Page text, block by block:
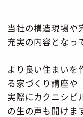
当社の構造現場や
充実の内容となっ
より良い住まいを
る家づくり講座や
実際にカクニシビ
の生の声も聞けま